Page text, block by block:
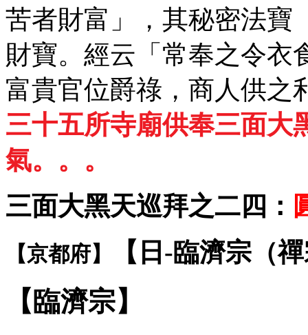
苦者財富」，其秘密法寶
財寶。經云「常奉之令衣
富貴官位爵祿，商人供之
三十五所寺廟供奉三面大
氣。。。
三面大黑天巡拜之二四：
【京都府】 【日-臨濟宗（
【臨濟宗】